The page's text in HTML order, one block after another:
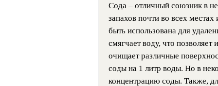
Сода – отличный союзник в
запахов почти во всех
быть использована для
смягчает воду, что
очищает различные
соды на 1 литр воды. Но в
концентрацию соды. Также,